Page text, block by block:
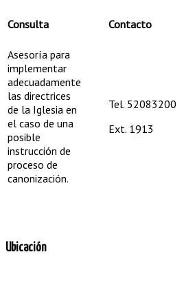
Consulta​ Contacto
Asesoría para
implementar
adecuadamente
las directrices
de la Iglesia en
el caso de una
posible
instrucción de
proceso de
canonización.
Tel. 52083200
Ext. 1913
Ubicación